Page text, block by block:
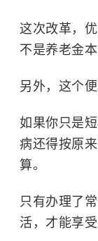
这次改革，优
不是养老金
另外，这个
如果你只是
病还得按原
算。
只有办理了
活，才能享